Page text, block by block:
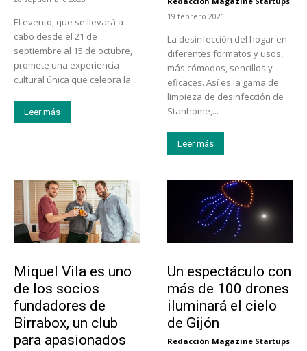
El evento, que se llevará a
cabo desde el 21 de
septiembre al 15 de octubre,
promete una experiencia
cultural única que celebra la...
Leer más
-
19 febrero 2021
La desinfección del hogar en
diferentes formatos y usos,
más cómodos, sencillos y
eficaces. Así es la gama de
limpieza de desinfección de
Stanhome,...
Leer más
Miquel Vila es uno
de los socios
fundadores de
Birrabox, un club
para apasionados
Un espectáculo con
más de 100 drones
iluminará el cielo
de Gijón
Redacción Magazine Startups
-